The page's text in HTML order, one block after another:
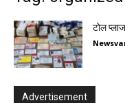
टोल
Advertisement